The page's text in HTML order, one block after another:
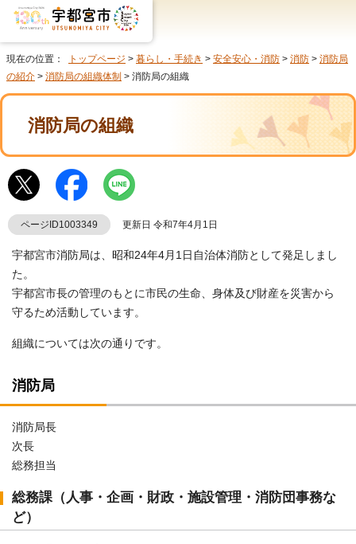
現在の位置： トップページ > 暮らし・手続き > 安全安心・消防 > 消防 > 消防局
の紹介 > 消防局の組織体制 > 消防局の組織
消防局の組織
ページID1003349 更新日 令和7年4月1日
宇都宮市消防局は、昭和24年4月1日自治体消防として発足しまし
た。
宇都宮市長の管理のもとに市民の生命、身体及び財産を災害から
守るため活動しています。
組織については次の通りです。
消防局
消防局長
次長
総務担当
総務課（人事・企画・財政・施設管理・消防団事務な
ど）